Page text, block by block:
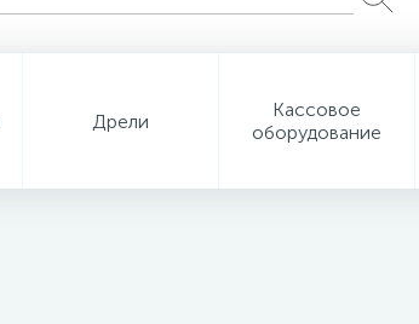
Дрели
Кассовое
оборудование